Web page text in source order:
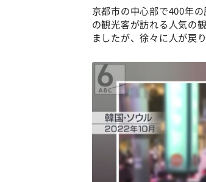
京都市の中心部で400年
の観光客が訪れる人気の
ましたが、徐々に人が戻